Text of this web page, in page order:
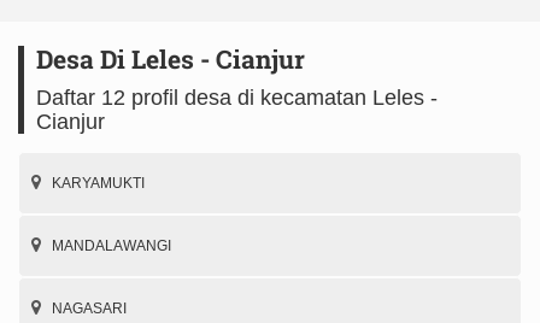
Desa Di Leles - Cianjur
Daftar 12 profil desa di kecamatan Leles -
Cianjur
KARYAMUKTI
MANDALAWANGI
NAGASARI